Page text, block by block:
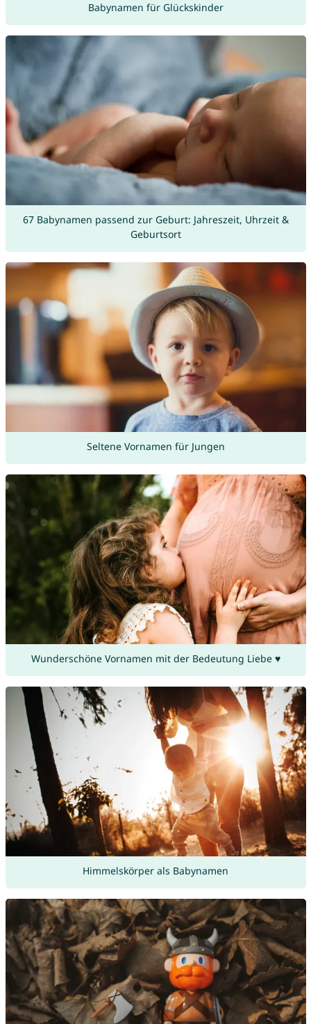
Babynamen für Glückskinder
67 Babynamen passend zur Geburt: Jahreszeit, Uhrzeit &
Geburtsort
Seltene Vornamen für Jungen
Wunderschöne Vornamen mit der Bedeutung Liebe ♥
Himmelskörper als Babynamen